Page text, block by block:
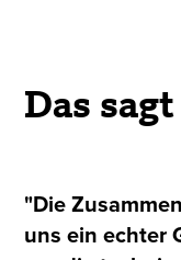
Das
"Die
uns ein echter